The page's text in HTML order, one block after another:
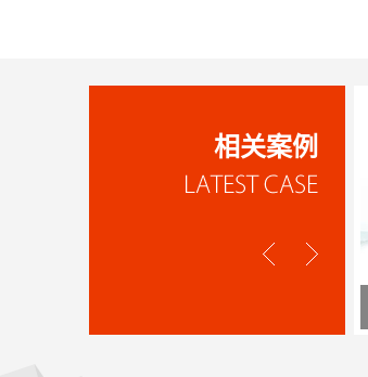
相关案例